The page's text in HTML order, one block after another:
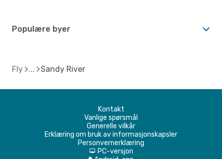
Populære byer
Fly Sandy River
Kontakt
Vanlige spørsmål
Generelle vilkår
Erklæring om bruk av informasjonskapsler
Personvernerklæring
d PC-versjon